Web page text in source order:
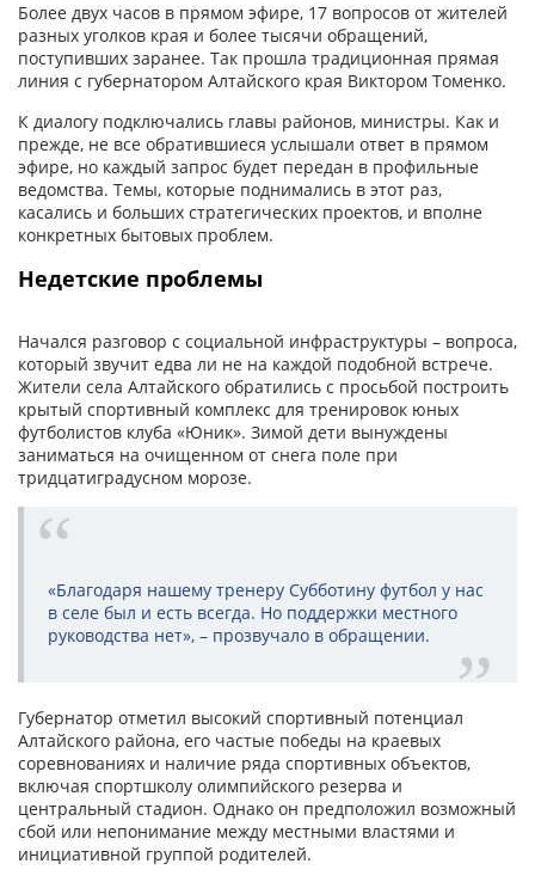
Более двух часов в прямом эфире, 17 вопросов от жителей
разных уголков края и более тысячи обращений,
поступивших заранее. Так прошла традиционная прямая
линия с губернатором Алтайского края Виктором Томенко.
К диалогу подключались главы райо­нов, министры. Как и
прежде, не все обратившиеся услышали ответ в прямом
эфире, но каждый запрос будет передан в профильные
ведомства. Темы, которые поднимались в этот раз,
касались и больших стратегических проектов, и вполне
конкретных бытовых проблем.
Недетские проблемы
Начался разговор с социальной инфраструктуры – вопроса,
который звучит едва ли не на каждой подобной встрече.
Жители села Алтайского обратились с просьбой построить
крытый спортивный комплекс для тренировок юных
футболистов клуба «Юник». Зимой дети вынуждены
заниматься на очищенном от снега поле при
тридцатиградусном морозе.
«Благодаря нашему тренеру Субботину футбол у нас
в селе был и есть всегда. Но поддержки местного
руководства нет», – прозвучало в обращении.
Губернатор отметил высокий спортивный потенциал
Алтайского района, его частые победы на краевых
соревнованиях и наличие ряда спортивных объектов,
включая спортшколу олимпийского резерва и
центральный стадион. Однако он предположил возможный
сбой или непонимание между местными властями и
инициативной группой родителей.